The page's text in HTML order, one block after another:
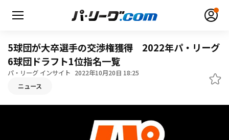
無料アカウント登録
5球団が大卒選手の交渉権獲得 2022年パ・リーグ
6球団ドラフト1位指名一覧
パ・リーグ インサイト 2022年10月20日 18:25
ニュース